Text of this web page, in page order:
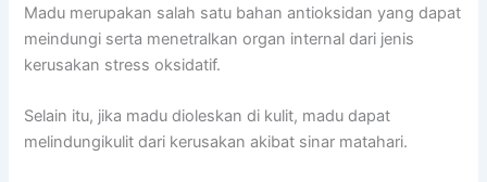
Madu merupakan salah satu bahan antioksidan yang dapat
meindungi serta menetralkan organ internal dari jenis
kerusakan stress oksidatif.
Selain itu, jika madu dioleskan di kulit, madu dapat
melindungikulit dari kerusakan akibat sinar matahari.